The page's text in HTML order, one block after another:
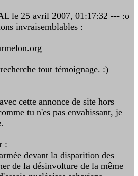
le 25 avril 2007, 01:17:32 --- :o
invraisemblables :
tout témoignage. :)
cette annonce de site hors
tu n'es pas envahissant, je
:
devant la disparition des
de la désinvolture de la même